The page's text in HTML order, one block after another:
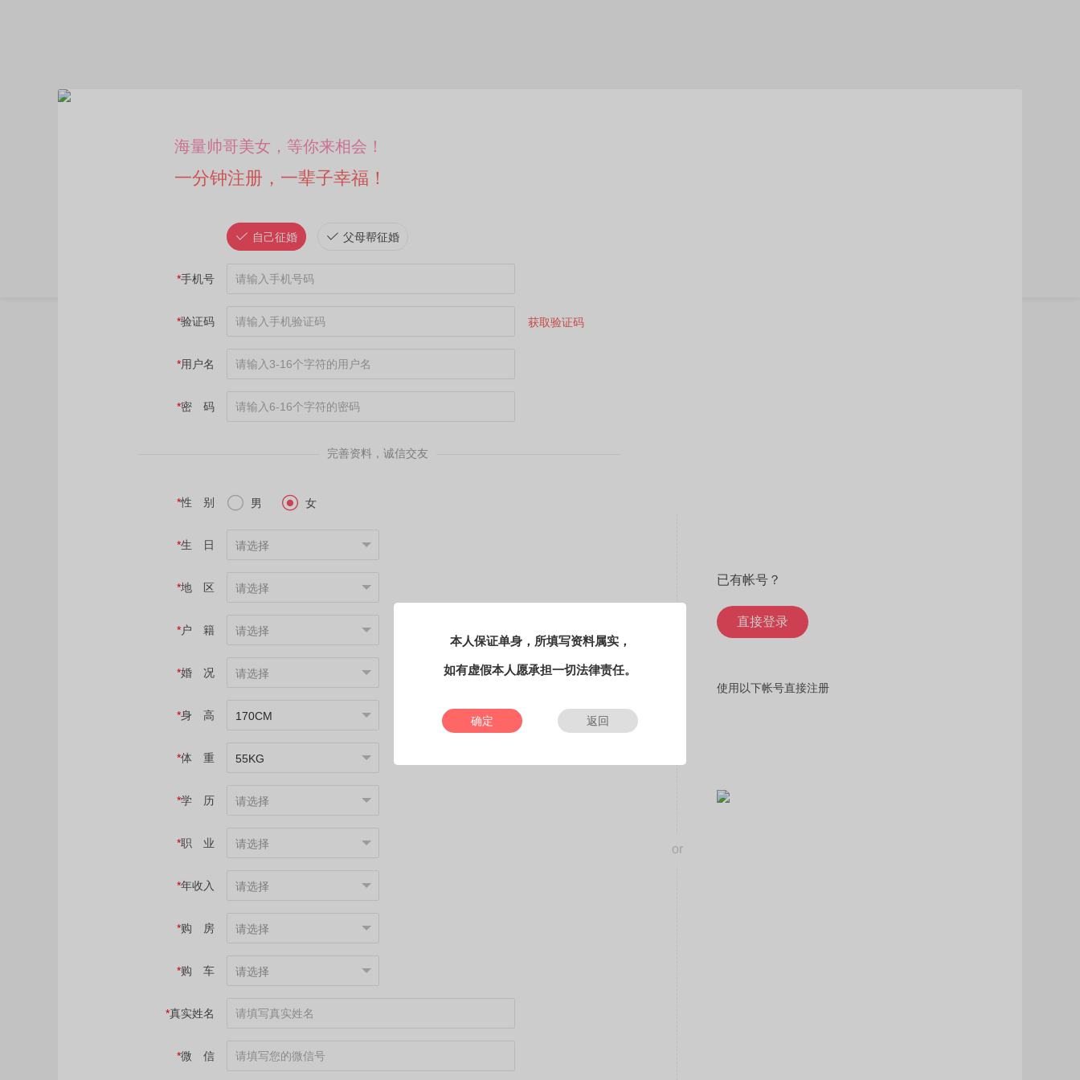
海量帅哥美女，等你来相会！
一分钟注册，一辈子幸福！
自己征婚 父母帮征婚
*手机号
*验证码 获取验证码
*用户名
*密 码
完善资料，诚信交友
*性 别  男  女
*生 日 请选择
*地 区 请选择
*户 籍 请选择
*婚 况 请选择
*身 高 170CM
*体 重 55KG
*学 历 请选择
*职 业 请选择
*年收入 请选择
*购 房 请选择
*购 车 请选择
*真实姓名
*微 信
or
已有帐号？
直接登录
使用以下帐号直接注册
本人保证单身，所填写资料属实，
如有虚假本人愿承担一切法律责任。
确定 返回